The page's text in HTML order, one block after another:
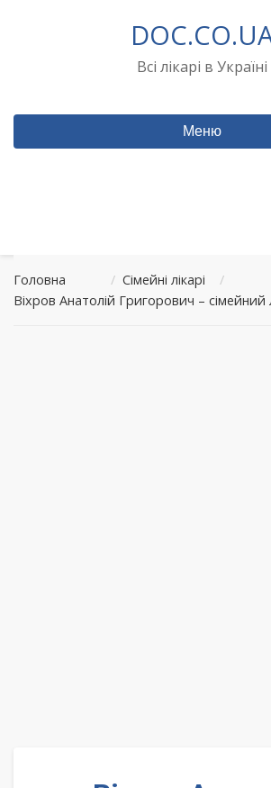
Всі лікарі в Україні
Меню
Головна / Сімейні лікарі
/
Віхров Анатолій Григорович –